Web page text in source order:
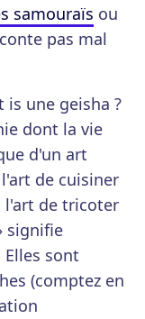
samouraïs ou
pas mal
is une geisha ?
dont la vie
d'un art
de cuisiner
l'art de tricoter
signifie
Elles sont
(comptez en